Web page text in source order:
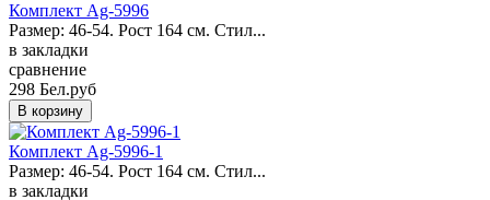
Комплект Ag-5996
Размер: 46-54. Рост 164 см. Стил...
в закладки
сравнение
298 Бел.руб
Комплект Ag-5996-1
Размер: 46-54. Рост 164 см. Стил...
в закладки